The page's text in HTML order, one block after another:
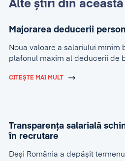
Alte știri din
Majorarea deducerii
Noua valoare a salariului minim
plafonul maxim al deducerii de
CITEȘTE MAI MULT
Transparența salarială
în recrutare
Deși România a depășit